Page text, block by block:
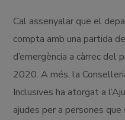
Cal assenyalar que el
compta amb una partida
d’emergència a càrrec del
2020. A més, la
Inclusives ha atorgat a
ajudes per a persones